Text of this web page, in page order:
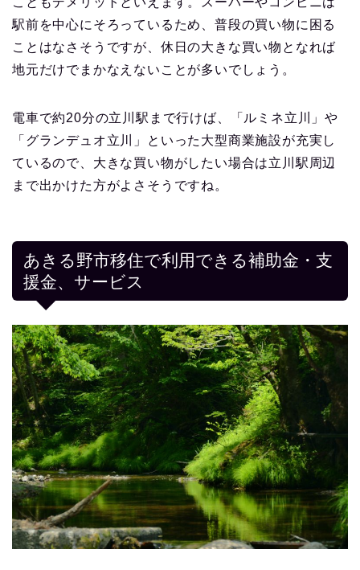
駅前を中心にそろっているため、普段の買い物に困る
ことはなさそうですが、休日の大きな買い物となれば
地元だけでまかなえないことが多いでしょう。
電車で約20分の立川駅まで行けば、「ルミネ立川」や
「グランデュオ立川」といった大型商業施設が充実し
ているので、大きな買い物がしたい場合は立川駅周辺
まで出かけた方がよさそうですね。
あきる野市移住で利用できる補助金・支
援金、サービス